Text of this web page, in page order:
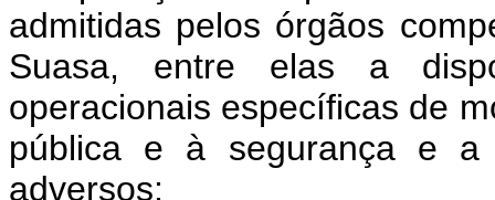
admitidas pelos órgãos
Suasa, entre elas a
operacionais específicas de
pública e à segurança e a
adversos;